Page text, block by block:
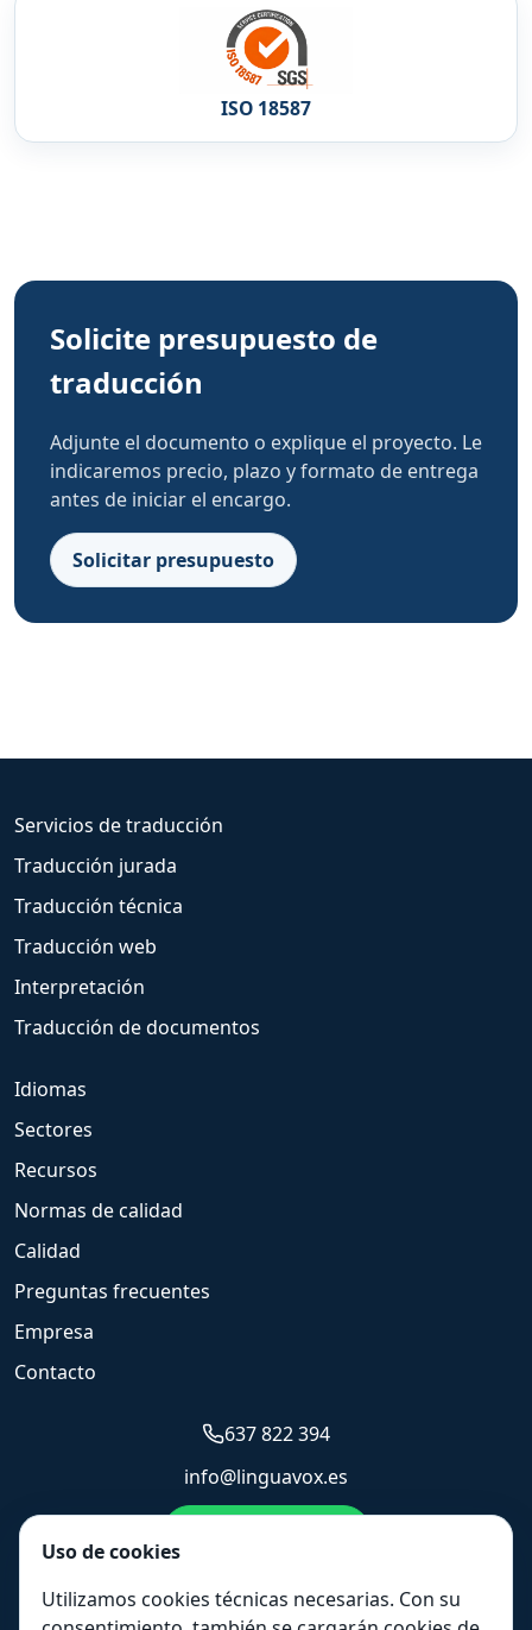
ISO 18587
Solicite presupuesto de
traducción
Adjunte el documento o explique el proyecto. Le
indicaremos precio, plazo y formato de entrega
antes de iniciar el encargo.
Solicitar presupuesto
Servicios de traducción
Traducción jurada
Traducción técnica
Traducción web
Interpretación
Traducción de documentos
Idiomas
Sectores
Recursos
Normas de calidad
Calidad
Preguntas frecuentes
Empresa
Contacto
637 822 394
info@linguavox.es
Solicitar presupuesto
Uso de cookies
Utilizamos cookies técnicas necesarias. Con su